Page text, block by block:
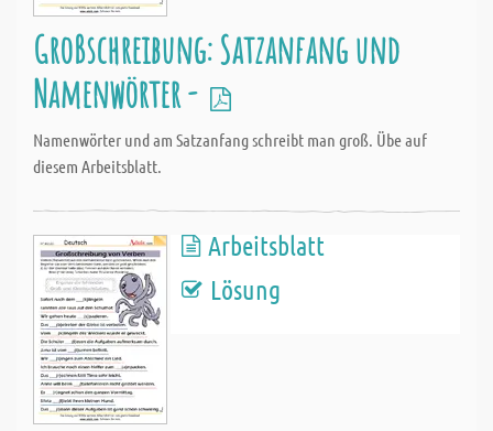
Großschreibung: Satzanfang und
Namenwörter -
Namenwörter und am Satzanfang schreibt man groß. Übe auf
diesem Arbeitsblatt.
Arbeitsblatt
Lösung